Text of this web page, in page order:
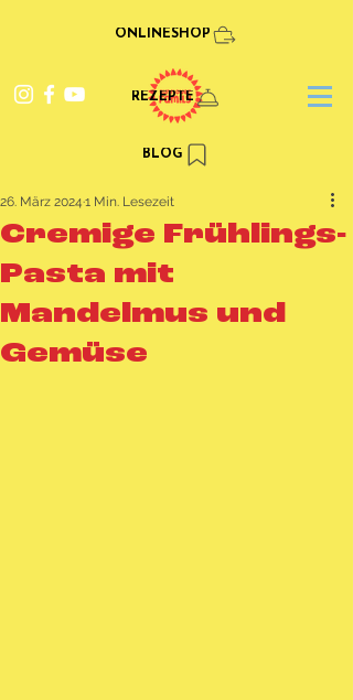
REZEPTE
BLOG
ONLINESHOP
Cremige Frühlings-
Pasta mit
Mandelmus und
Gemüse
26. März 2024 1 Min. Lesezeit